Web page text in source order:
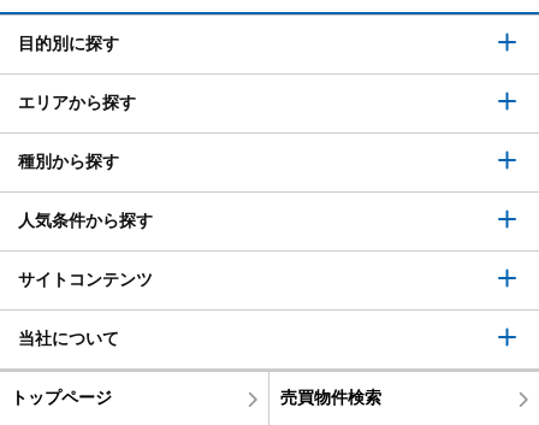
目的別に探す
エリアから探す
種別から探す
人気条件から探す
サイトコンテンツ
当社について
トップページ 売買物件検索